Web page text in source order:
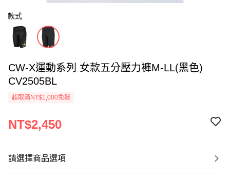
款式
CW-X運動系列 女款五分壓力褲M-LL(黑色)
CV2505BL
超取滿NT$1,000免運
NT$2,450
請選擇商品選項